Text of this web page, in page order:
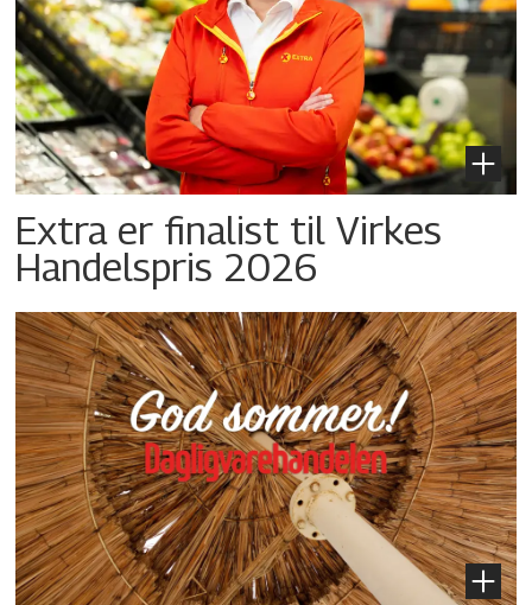
Extra er finalist til Virkes
Handelspris 2026